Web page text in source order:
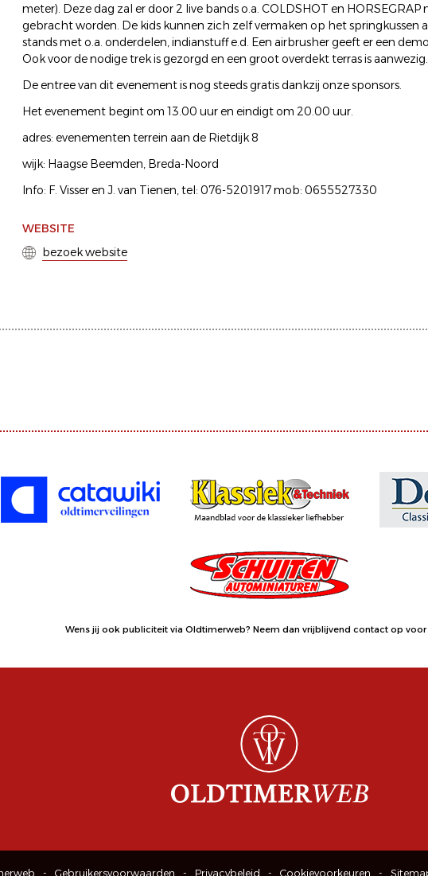
meter). Deze dag zal er door 2 live bands o.a. COLDSHOT en
gebracht worden. De kids kunnen zich zelf vermaken op het springkussen
stands met o.a. onderdelen, indianstuff e.d. Een airbrusher geeft er een
Ook voor de nodige trek is gezorgd en een groot overdekt terras is aanwezig.
De entree van dit evenement is nog steeds gratis dankzij onze sponsors.
Het evenement begint om 13.00 uur en eindigt om 20.00 uur.
adres: evenementen terrein aan de Rietdijk 8
wijk: Haagse Beemden, Breda-Noord
Info: F. Visser en J. van Tienen, tel: 076-5201917 mob: 0655527330
WEBSITE
bezoek website
Wens jij ook publiciteit via Oldtimerweb? Neem dan vrijblijvend contact op voor
Gebruikersvoorwaarden Privacybeleid Cookievoorkeuren